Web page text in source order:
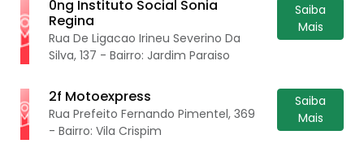
0ng Instituto Social Sonia
Regina
Rua De Ligacao Irineu Severino Da
Silva, 137 - Bairro: Jardim Paraiso
Saiba
Mais
2f Motoexpress
Rua Prefeito Fernando Pimentel, 369
- Bairro: Vila Crispim
Saiba
Mais